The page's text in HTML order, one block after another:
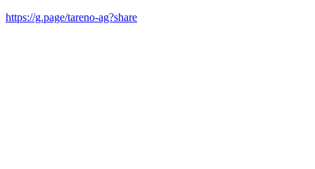
https://g.page/tareno-ag?share